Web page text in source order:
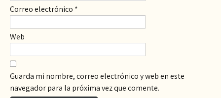
Correo electrónico *
Web
Guarda mi nombre, correo electrónico y web en este
navegador para la próxima vez que comente.